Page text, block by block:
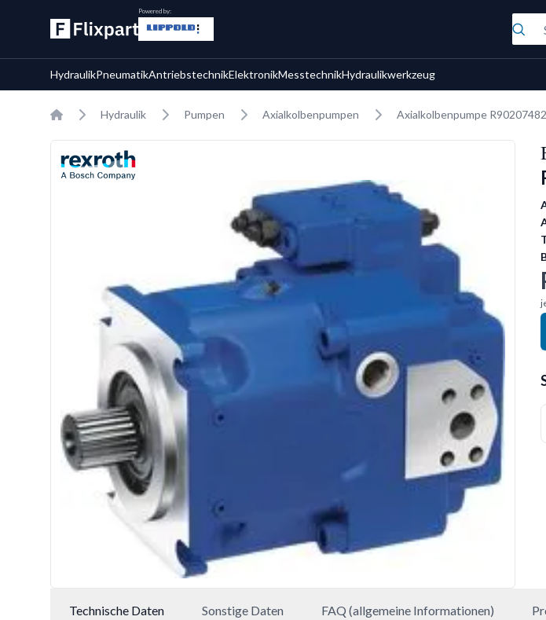
Powered by:
HydraulikPneumatikAntriebstechnikElektronikMesstechnikHydraulikwerkzeug
Home Hydraulik Pumpen Axialkolbenpumpen Axialkolbenpumpe
Technische Daten Sonstige Daten FAQ (allgemeine Informationen)